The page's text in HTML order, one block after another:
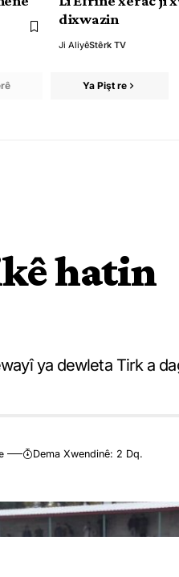
dixwazin
Ji AliyêStêrk TV
Ya Pişt re
hatin
ya dewleta Tirk a
Dema Xwendinê: 2 Dq.